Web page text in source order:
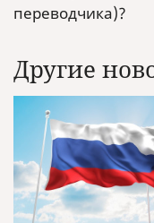
переводчика)?
Другие